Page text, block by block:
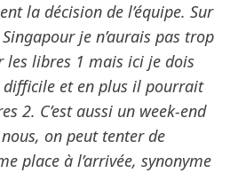
la décision de l’équipe. Sur
je n’aurais pas trop
les libres 1 mais ici je dois
difficile et en plus il pourrait
2. C’est aussi un week-end
on peut tenter de
place à l’arrivée, synonyme